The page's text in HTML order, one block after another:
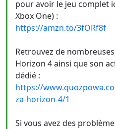
pour avoir le jeu complet
Xbox One) :
https://amzn.to/3fORf8f
Retrouvez de
Horizon 4 ainsi que son
dédié :
https://
za-horizon-4/1
Si vous avez des